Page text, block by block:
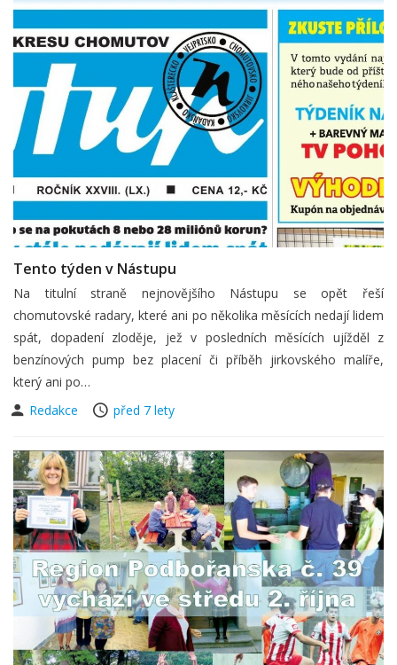
Tento týden v Nástupu
Na titulní straně nejnovějšího Nástupu se opět řeší
chomutovské radary, které ani po několika měsících nedají lidem
spát, dopadení zloděje, jež v posledních měsících ujížděl z
benzínových pump bez placení či příběh jirkovského malíře,
který ani po…
Redakce
před 7 lety